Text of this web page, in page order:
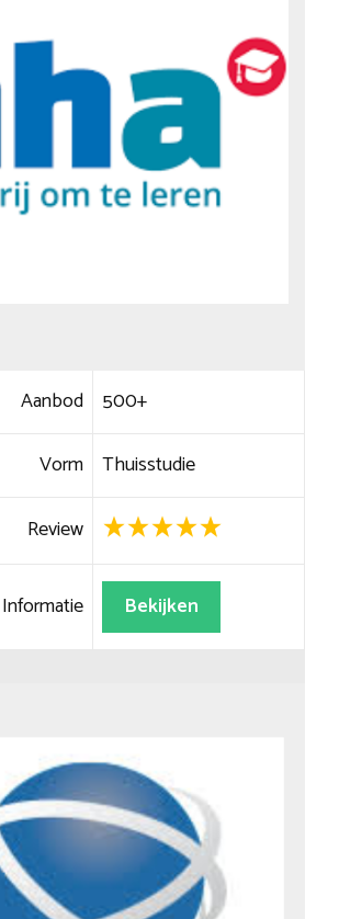
Aanbod 500+
Vorm Thuisstudie
Review
Informatie Bekijken